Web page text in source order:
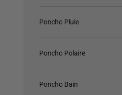
Poncho Pluie
Poncho Polaire
Poncho Bain